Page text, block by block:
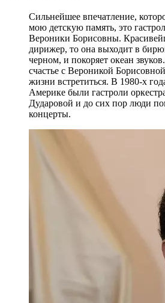
Сильнейшее впечатление,
мою детскую память, это
Вероники Борисовны.
дирижер, то она выходит в
черном, и покоряет океан
счастье с Вероникой
жизни встретиться. В 1980-х
Америке были гастроли
Дударовой и до сих пор люди
концерты.